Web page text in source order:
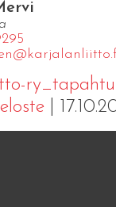
|